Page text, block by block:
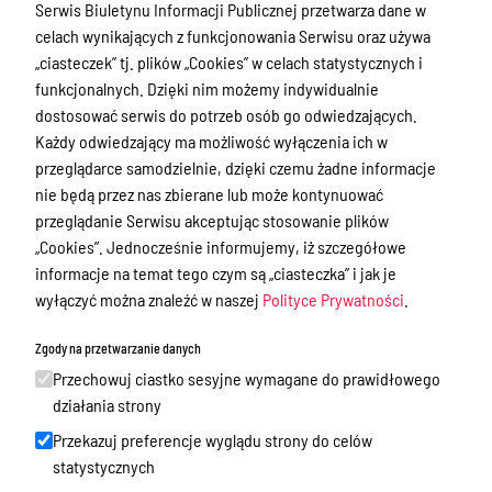
Przetargi
Ogłoszenia
Petycje
Nabór
Dyżury Aptek w Powiecie Ostródzkim
Komunikacja publiczna
Nieodpłatna pomoc prawna
Rada Miejska
Oświadczenia majątkowe
Akty prawne
Akty prawne - poprzednia wersja
Spisy
Serwis Biuletynu Informacji Publicznej przetwarza dane w
celach wynikających z funkcjonowania Serwisu oraz używa
„ciasteczek” tj. plików „Cookies” w celach statystycznych i
funkcjonalnych. Dzięki nim możemy indywidualnie
dostosować serwis do potrzeb osób go odwiedzających.
Każdy odwiedzający ma możliwość wyłączenia ich w
przeglądarce samodzielnie, dzięki czemu żadne informacje
nie będą przez nas zbierane lub może kontynuować
przeglądanie Serwisu akceptując stosowanie plików
„Cookies”. Jednocześnie informujemy, iż szczegółowe
informacje na temat tego czym są „ciasteczka” i jak je
wyłączyć można znaleźć w naszej Polityce Prywatności
Zgody na przetwarzanie danych
Przechowuj ciastko sesyjne wymagane do prawidłowego
działania strony
Przekazuj preferencje wyglądu strony do celów
statystycznych